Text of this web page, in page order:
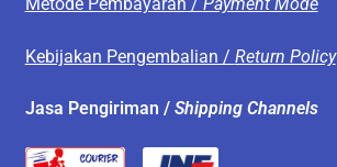
Kebijakan Pengembalian / Return Policy
Jasa Pengiriman / Shipping Channels